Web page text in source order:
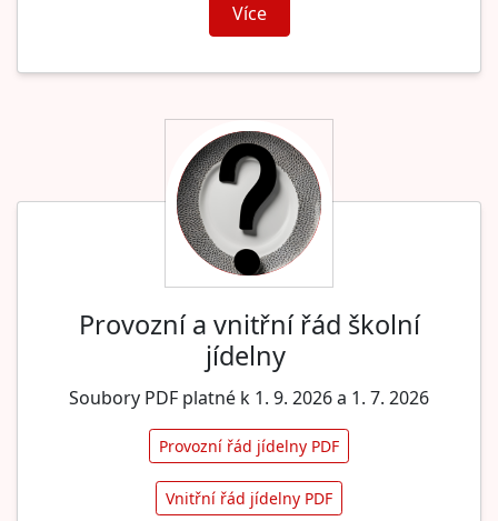
Více
Provozní a vnitřní řád školní
jídelny
Soubory PDF platné k 1. 9. 2026 a 1. 7. 2026
Provozní řád jídelny PDF
Vnitřní řád jídelny PDF